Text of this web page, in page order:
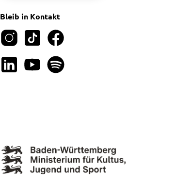
Bleib in Kontakt